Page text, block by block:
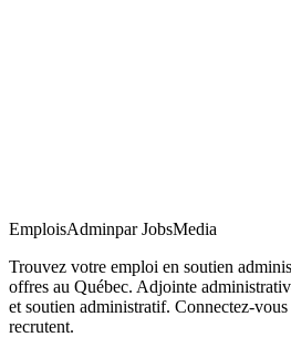
EmploisAdminpar JobsMedia
Trouvez votre emploi en soutien
offres au Québec. Adjointe
et soutien administratif. Connectez-
recrutent.